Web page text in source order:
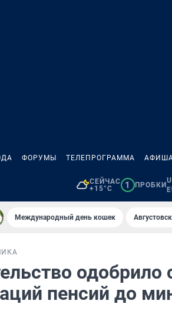
ФОРУМЫ ТЕЛЕПРОГРАММА
СЕЙЧАС
+15°C
1 ПРОБКИ
Международный день кошек
одобрило
пенсий до